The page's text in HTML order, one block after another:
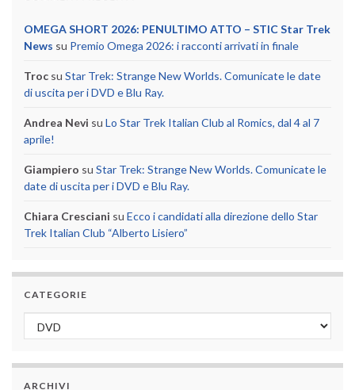
OMEGA SHORT 2026: PENULTIMO ATTO – STIC Star Trek
News su Premio Omega 2026: i racconti arrivati in finale
Troc su Star Trek: Strange New Worlds. Comunicate le date
di uscita per i DVD e Blu Ray.
Andrea Nevi su Lo Star Trek Italian Club al Romics, dal 4 al 7
aprile!
Giampiero su Star Trek: Strange New Worlds. Comunicate le
date di uscita per i DVD e Blu Ray.
Chiara Cresciani su Ecco i candidati alla direzione dello Star
Trek Italian Club “Alberto Lisiero”
CATEGORIE
Categorie
ARCHIVI